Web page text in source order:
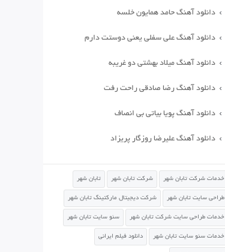
دانلود آهنگ حامد همایون خلسه
دانلود آهنگ علی سفلی یعنی دوستت دارم
دانلود آهنگ میلاد بهشتی دو غریبه
دانلود آهنگ رضا صادقی راحت رفت
دانلود آهنگ پویا بیاتی بی انصاف
دانلود آهنگ علیرضا روزگار پریزاد
خدمات شرکت تابان شهر شرکت تابان شهر تابان شهر
طراحی سایت تابان شهر شرکت دیجیتال مارکتینگ تابان شهر
خدمات طراحی سایت شرکت تابان شهر سئو سایت تابان شهر
خدمات سئو سایت تابان شهر دانلود فیلم ایرانی